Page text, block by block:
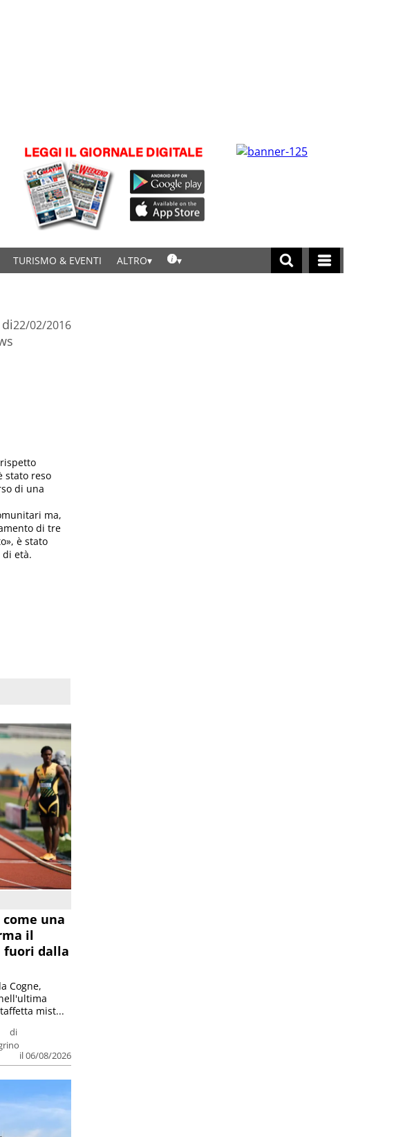
TURISMO & EVENTI ALTRO
di22/02/2016
stato reso
di una
ma,
di tre
è stato
di età.
una
il
fuori dalla
di
il 06/08/2026
Cogne,
mist...